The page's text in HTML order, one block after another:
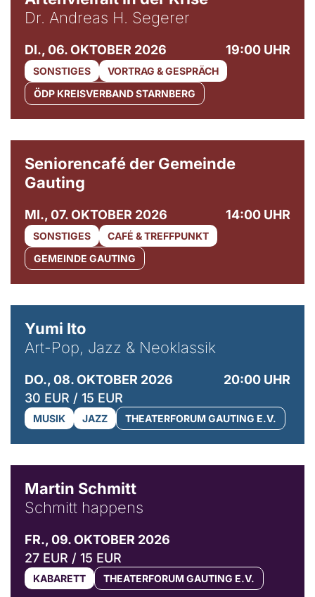
Dr. Andreas H. Segerer
DI., 06. OKTOBER 2026 19:00 UHR
SONSTIGES
VORTRAG & GESPRÄCH
ÖDP KREISVERBAND STARNBERG
Seniorencafé der Gemeinde
Gauting
MI., 07. OKTOBER 2026 14:00 UHR
SONSTIGES
CAFÉ & TREFFPUNKT
GEMEINDE GAUTING
Yumi Ito
Art-Pop, Jazz & Neoklassik
DO., 08. OKTOBER 2026
20:00 UHR
30 EUR / 15 EUR
MUSIK JAZZ THEATERFORUM GAUTING E.V.
Martin Schmitt
Schmitt happens
FR., 09. OKTOBER 2026
27 EUR / 15 EUR
KABARETT THEATERFORUM GAUTING E.V.